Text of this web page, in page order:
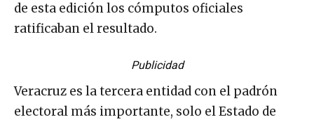
de esta edición los cómputos oficiales
ratificaban el resultado.
Publicidad
Veracruz es la tercera entidad con el padrón
electoral más importante, solo el Estado de